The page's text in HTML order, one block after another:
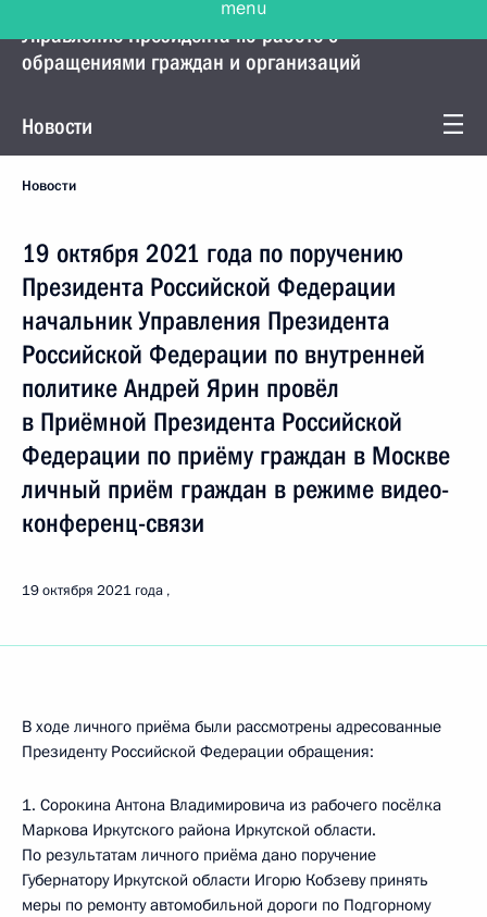
Управление Президента по работе с
обращениями граждан и организаций
Новости
Новости
19 октября 2021 года по поручению
Президента Российской Федерации
начальник Управления Президента
Российской Федерации по внутренней
политике Андрей Ярин провёл
в Приёмной Президента Российской
Федерации по приёму граждан в Москве
личный приём граждан в режиме видео-
конференц-связи
19 октября 2021 года
В ходе личного приёма были рассмотрены адресованные
Президенту Российской Федерации обращения:
1. Сорокина Антона Владимировича из рабочего посёлка
Маркова Иркутского района Иркутской области.
По результатам личного приёма дано поручение
Губернатору Иркутской области Игорю Кобзеву принять
меры по ремонту автомобильной дороги по Подгорному